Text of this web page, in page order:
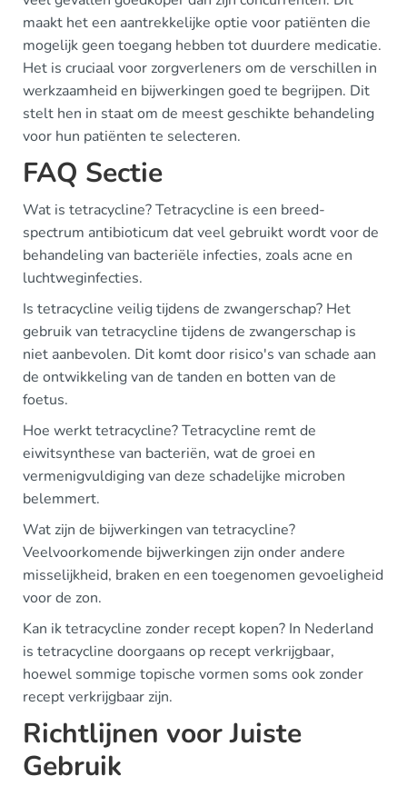
maakt het een aantrekkelijke optie voor patiënten die
mogelijk geen toegang hebben tot duurdere medicatie.
Het is cruciaal voor zorgverleners om de verschillen in
werkzaamheid en bijwerkingen goed te begrijpen. Dit
stelt hen in staat om de meest geschikte behandeling
voor hun patiënten te selecteren.
FAQ Sectie
Wat is tetracycline? Tetracycline is een breed-
spectrum antibioticum dat veel gebruikt wordt voor de
behandeling van bacteriële infecties, zoals acne en
luchtweginfecties.
Is tetracycline veilig tijdens de zwangerschap? Het
gebruik van tetracycline tijdens de zwangerschap is
niet aanbevolen. Dit komt door risico's van schade aan
de ontwikkeling van de tanden en botten van de
foetus.
Hoe werkt tetracycline? Tetracycline remt de
eiwitsynthese van bacteriën, wat de groei en
vermenigvuldiging van deze schadelijke microben
belemmert.
Wat zijn de bijwerkingen van tetracycline?
Veelvoorkomende bijwerkingen zijn onder andere
misselijkheid, braken en een toegenomen gevoeligheid
voor de zon.
Kan ik tetracycline zonder recept kopen? In Nederland
is tetracycline doorgaans op recept verkrijgbaar,
hoewel sommige topische vormen soms ook zonder
recept verkrijgbaar zijn.
Richtlijnen voor Juiste
Gebruik